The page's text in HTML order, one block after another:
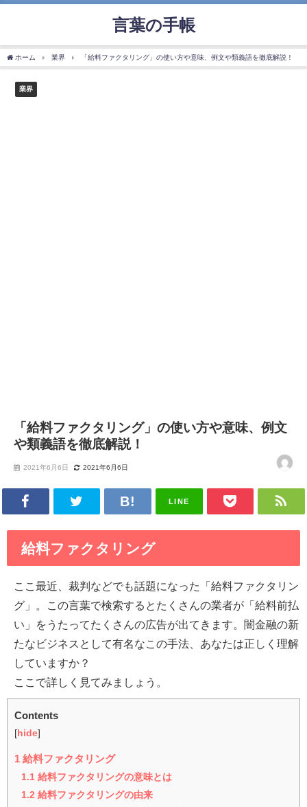
言葉の手帳
ホーム 業界 「給料ファクタリング」の使い方や意味、例文や類義語を徹底解説！
業界
「給料ファクタリング」の使い方や意味、例文
や類義語を徹底解説！
2021年6月6日 2021年6月6日
LINE
給料ファクタリング
ここ最近、裁判などでも話題になった「給料ファクタリン
グ」。この言葉で検索するとたくさんの業者が「給料前払
い」をうたってたくさんの広告が出てきます。闇金融の新
たなビジネスとして有名なこの手法、あなたは正しく理解
していますか？
ここで詳しく見てみましょう。
Contents
[ hide]
1 給料ファクタリング
1.1 給料ファクタリングの意味とは
1.2 給料ファクタリングの由来